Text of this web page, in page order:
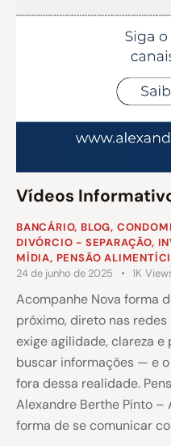
Vídeos
BANCÁRIO, BLOG,
DIVÓRCIO - SEPARAÇÃO,
MÍDIA, PENSÃO
24 de junho de 2025
1K
Acompanhe Nova forma
próximo, direto nas
exige agilidade, clareza
buscar informações — e
fora dessa realidade.
Alexandre Berthe Pinto –
forma de se comunicar